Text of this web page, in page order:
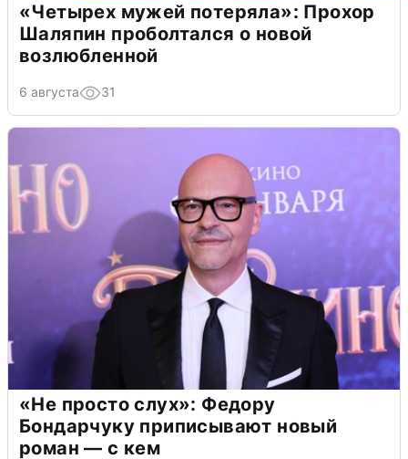
«Четырех мужей потеряла»: Прохор
Шаляпин проболтался о новой
возлюбленной
6 августа 31
«Не просто слух»: Федору
Бондарчуку приписывают новый
роман — с кем